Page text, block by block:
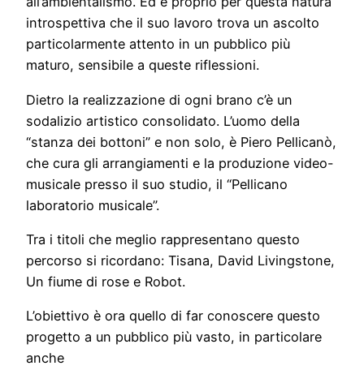
introspettiva che il suo lavoro trova un ascolto
particolarmente attento in un pubblico più
maturo, sensibile a queste riflessioni.
Dietro la realizzazione di ogni brano c’è un
sodalizio artistico consolidato. L’uomo della
“stanza dei bottoni” e non solo, è Piero Pellicanò,
che cura gli arrangiamenti e la produzione video-
musicale presso il suo studio, il “Pellicano
laboratorio musicale”.
Tra i titoli che meglio rappresentano questo
percorso si ricordano: Tisana, David Livingstone,
Un fiume di rose e Robot.
L’obiettivo è ora quello di far conoscere questo
progetto a un pubblico più vasto, in particolare
anche